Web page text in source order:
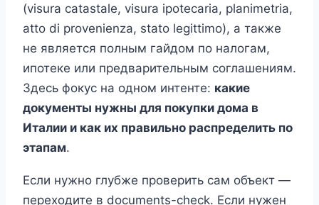
(visura catastale, visura ipotecaria, planimetria,
atto di provenienza, stato legittimo), а также
не является полным гайдом по налогам,
ипотеке или предварительным соглашениям.
Здесь фокус на одном интенте: какие
документы нужны для покупки дома в
Италии и как их правильно распределить по
этапам.
Если нужно глубже проверить сам объект —
переходите в documents-check. Если нужен